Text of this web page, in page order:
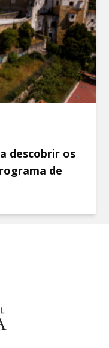
descobrir os
de